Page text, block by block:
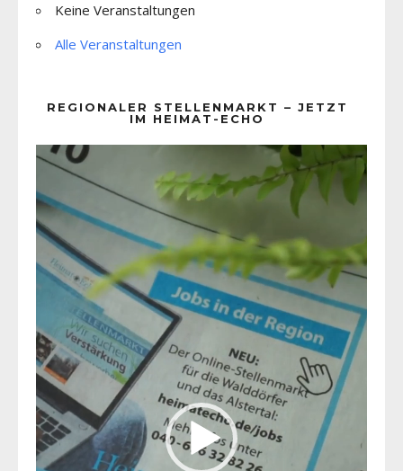
Keine Veranstaltungen
Alle Veranstaltungen
REGIONALER STELLENMARKT – JETZT
IM HEIMAT-ECHO
Player